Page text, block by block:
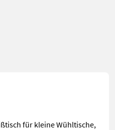
für kleine Wühltische,